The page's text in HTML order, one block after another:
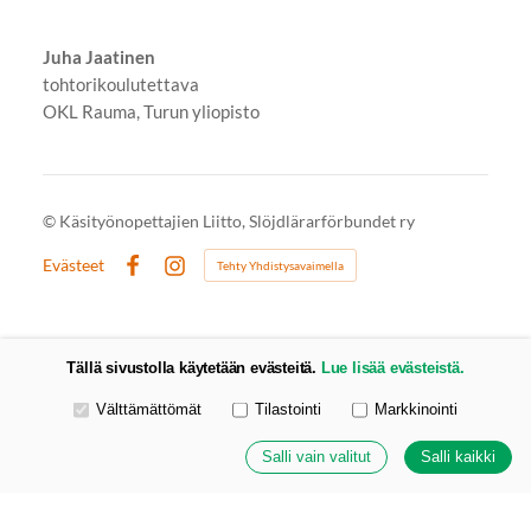
Juha Jaatinen
tohtorikoulutettava
OKL Rauma, Turun yliopisto
© Käsityönopettajien Liitto, Slöjdlärarförbundet ry
Evästeet
Instagram
Tehty Yhdistysavaimella
Tällä sivustolla käytetään evästeitä. Lue lisää evästeistä.
Valitse käytettävät evästeet
Välttämättömät Tilastointi Markkinointi
Salli vain valitut Salli kaikki